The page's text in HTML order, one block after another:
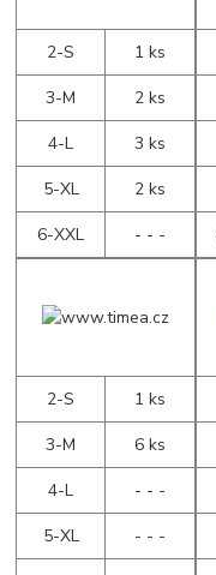
2-S
1 ks
3-M
2 ks
4-L
3 ks
5-XL
2 ks
6-XXL
- - -
2-S
1 ks
3-M
6 ks
4-L
- - -
5-XL
- - -